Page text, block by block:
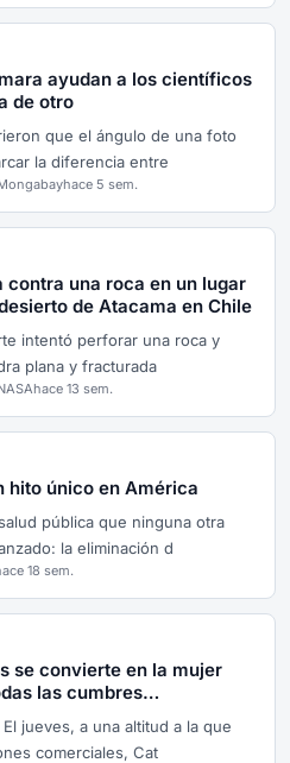
ayudan a los científicos
de otro
que el ángulo de una foto
la diferencia entre
hace 5 sem.
una roca en un lugar
de Atacama en Chile
intentó perforar una roca y
plana y fracturada
hace 13 sem.
hito único en América
pública que ninguna otra
la eliminación d
18 sem.
se convierte en la mujer
las cumbres
6.000 metros.
jueves, a una altitud a la que
comerciales, Cat